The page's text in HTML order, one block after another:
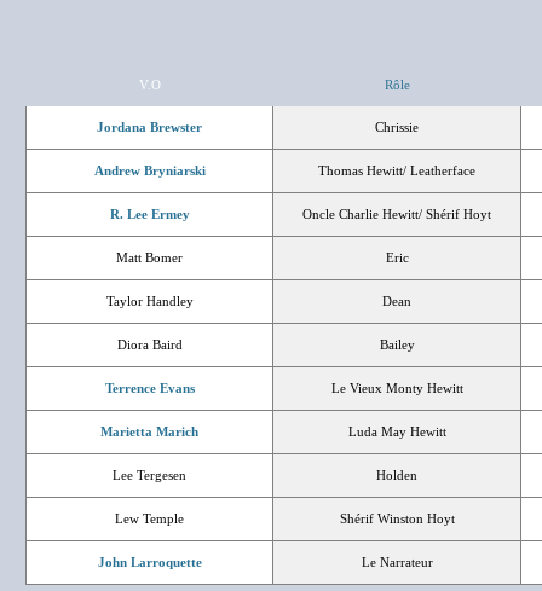
V.O Rôle
Jordana Brewster Chrissie
Andrew Bryniarski Thomas Hewitt/ Leatherface
R. Lee Ermey Oncle Charlie Hewitt/ Shérif Hoyt
Matt Bomer Eric
Taylor Handley Dean
Diora Baird Bailey
Terrence Evans Le Vieux Monty Hewitt
Marietta Marich Luda May Hewitt
Lee Tergesen Holden
Lew Temple Shérif Winston Hoyt
John Larroquette Le Narrateur